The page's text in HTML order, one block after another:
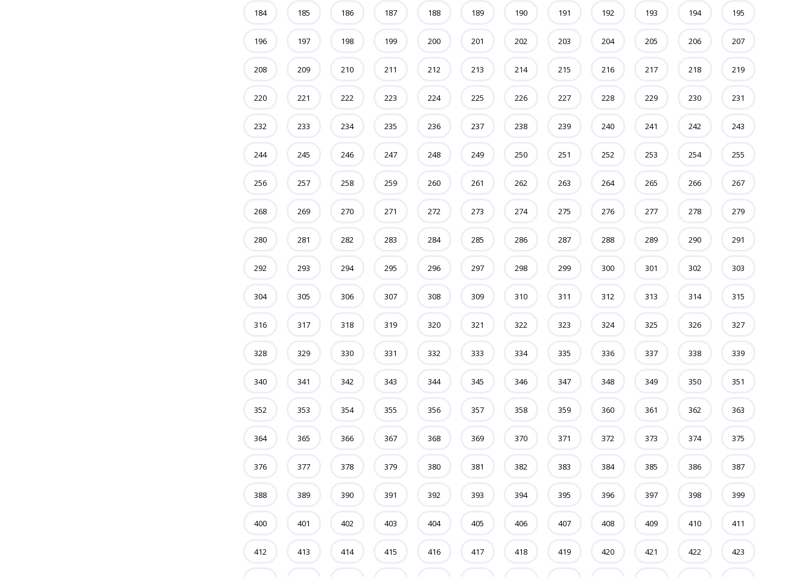
184 185 186 187 188 189 190 191 192 193 194 195
196 197 198 199 200 201 202 203 204 205 206 207
208 209 210 211 212 213 214 215 216 217 218 219
220 221 222 223 224 225 226 227 228 229 230 231
232 233 234 235 236 237 238 239 240 241 242 243
244 245 246 247 248 249 250 251 252 253 254 255
256 257 258 259 260 261 262 263 264 265 266 267
268 269 270 271 272 273 274 275 276 277 278 279
280 281 282 283 284 285 286 287 288 289 290 291
292 293 294 295 296 297 298 299 300 301 302 303
304 305 306 307 308 309 310 311 312 313 314 315
316 317 318 319 320 321 322 323 324 325 326 327
328 329 330 331 332 333 334 335 336 337 338 339
340 341 342 343 344 345 346 347 348 349 350 351
352 353 354 355 356 357 358 359 360 361 362 363
364 365 366 367 368 369 370 371 372 373 374 375
376 377 378 379 380 381 382 383 384 385 386 387
388 389 390 391 392 393 394 395 396 397 398 399
400 401 402 403 404 405 406 407 408 409 410 411
412 413 414 415 416 417 418 419 420 421 422 423